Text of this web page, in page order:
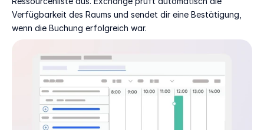
Verfügbarkeit des Raums und sendet dir eine Bestätigung,
wenn die Buchung erfolgreich war.